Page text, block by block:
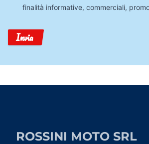
finalità informative, commerciali,
Invia
ROSSINI MOTO SRL